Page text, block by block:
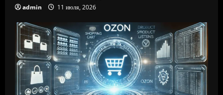
admin 11 июля, 2026